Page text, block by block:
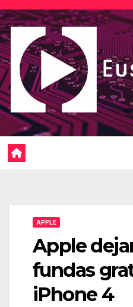
Saltar
al
contenido
APPLE
Apple
fundas
iPhone 4